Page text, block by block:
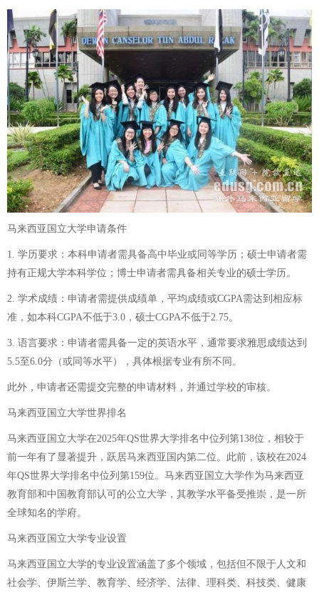
马来西亚国立大学申请条件
1. 学历要求：本科申请者需具备高中毕业或同等学历；硕士申请者需
持有正规大学本科学位；博士申请者需具备相关专业的硕士学历。
2. 学术成绩：申请者需提供成绩单，平均成绩或CGPA需达到相应标
准，如本科CGPA不低于3.0，硕士CGPA不低于2.75。
3. 语言要求：申请者需具备一定的英语水平，通常要求雅思成绩达到
5.5至6.0分（或同等水平），具体根据专业有所不同。
此外，申请者还需提交完整的申请材料，并通过学校的审核。
马来西亚国立大学世界排名
马来西亚国立大学在2025年QS世界大学排名中位列第138位，相较于
前一年有了显著提升，跃居马来西亚国内第二位。此前，该校在2024
年QS世界大学排名中位列第159位。马来西亚国立大学作为马来西亚
教育部和中国教育部认可的公立大学，其教学水平备受推崇，是一所
全球知名的学府。
马来西亚国立大学专业设置
马来西亚国立大学的专业设置涵盖了多个领域，包括但不限于人文和
社会学、伊斯兰学、教育学、经济学、法律、理科类、科技类、健康